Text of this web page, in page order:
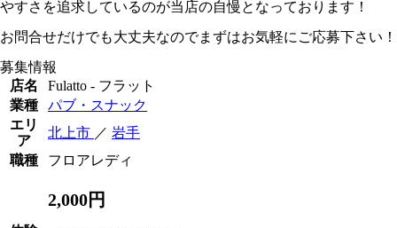
やすさを追求しているのが当店の自慢となっております！
お問合せだけでも大丈夫なのでまずはお気軽にご応募下さい！
募集情報
店名
Fulatto - フラット
業種
パブ・スナック
エリ
ア
北上市 ／ 岩手
職種
フロアレディ
2,000円